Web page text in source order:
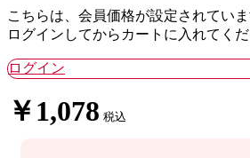
こちらは、会員価格が設定されていま
ログインしてからカートに入れてくだ
ログイン
￥1,078 税込